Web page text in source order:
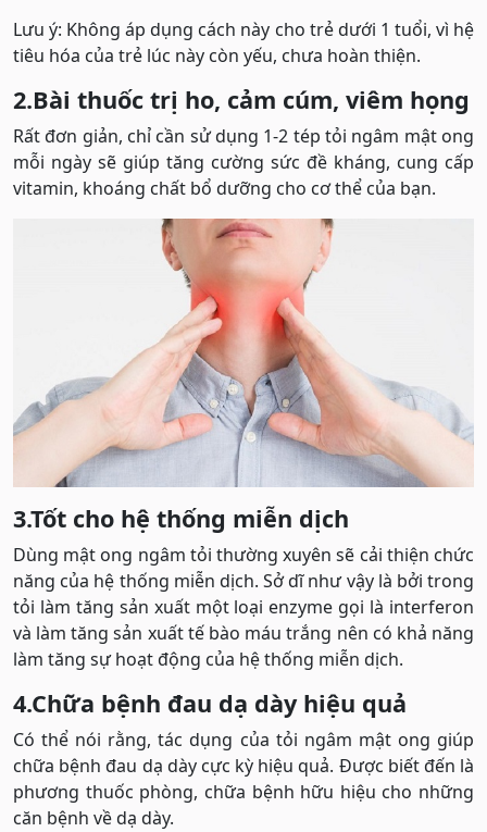
Lưu ý: Không áp dụng cách này cho trẻ dưới 1 tuổi, vì hệ
tiêu hóa của trẻ lúc này còn yếu, chưa hoàn thiện.
2.Bài thuốc trị ho, cảm cúm, viêm họng
Rất đơn giản, chỉ cần sử dụng 1-2 tép tỏi ngâm mật ong
mỗi ngày sẽ giúp tăng cường sức đề kháng, cung cấp
vitamin, khoáng chất bổ dưỡng cho cơ thể của bạn.
3.Tốt cho hệ thống miễn dịch
Dùng mật ong ngâm tỏi thường xuyên sẽ cải thiện chức
năng của hệ thống miễn dịch. Sở dĩ như vậy là bởi trong
tỏi làm tăng sản xuất một loại enzyme gọi là interferon
và làm tăng sản xuất tế bào máu trắng nên có khả năng
làm tăng sự hoạt động của hệ thống miễn dịch.
4.Chữa bệnh đau dạ dày hiệu quả
Có thể nói rằng, tác dụng của tỏi ngâm mật ong giúp
chữa bệnh đau dạ dày cực kỳ hiệu quả. Được biết đến là
phương thuốc phòng, chữa bệnh hữu hiệu cho những
căn bệnh về dạ dày.